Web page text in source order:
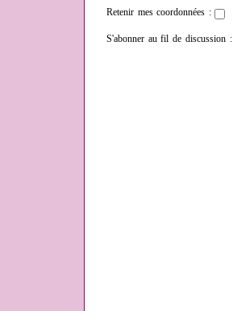
Retenir mes coordonnées :
S'abonner au fil de discussion :